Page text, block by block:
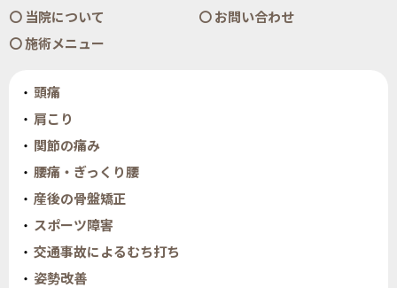
当院について
お問い合わせ
施術メニュー
頭痛
肩こり
関節の痛み
腰痛・ぎっくり腰
産後の骨盤矯正
スポーツ障害
交通事故によるむち打ち
姿勢改善